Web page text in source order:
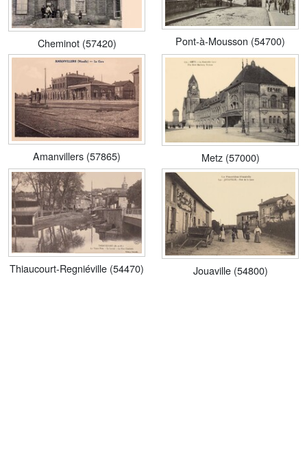
Cheminot (57420) Pont-à-Mousson (54700)
Amanvillers (57865) Metz (57000)
Thiaucourt-Regniéville (54470) Jouaville (54800)